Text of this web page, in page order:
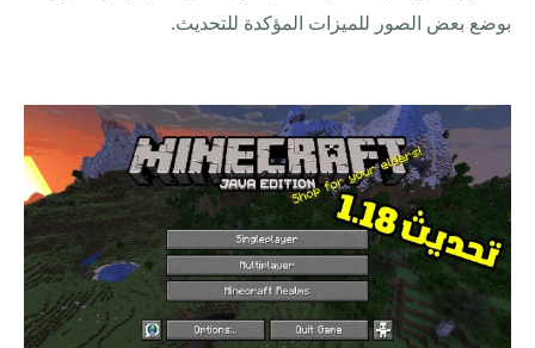
بوضع بعض الصور للميزات المؤكدة للتحديث.